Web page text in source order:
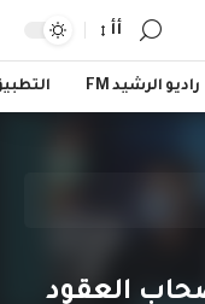
أأ
راديو الرشيد FM
العقود